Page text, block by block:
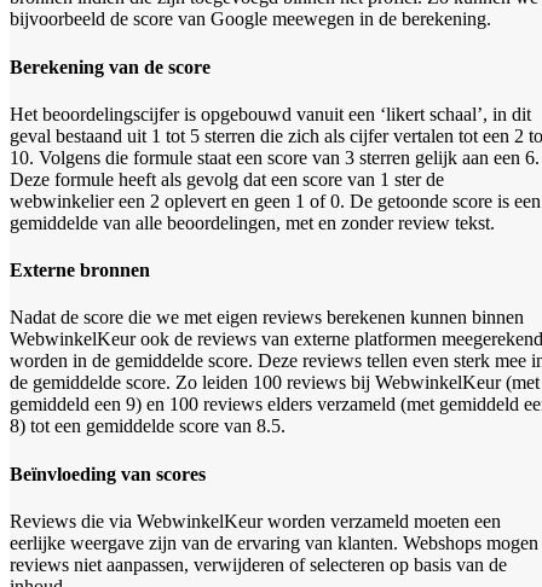
bijvoorbeeld de score van Google meewegen in de berekening.
Berekening van de score
Het beoordelingscijfer is opgebouwd vanuit een ‘likert schaal’, in dit
geval bestaand uit 1 tot 5 sterren die zich als cijfer vertalen tot een 2
10. Volgens die formule staat een score van 3 sterren gelijk aan een 6.
Deze formule heeft als gevolg dat een score van 1 ster de
webwinkelier een 2 oplevert en geen 1 of 0. De getoonde score is een
gemiddelde van alle beoordelingen, met en zonder review tekst.
Externe bronnen
Nadat de score die we met eigen reviews berekenen kunnen binnen
WebwinkelKeur ook de reviews van externe platformen meegerekend
worden in de gemiddelde score. Deze reviews tellen even sterk mee
de gemiddelde score. Zo leiden 100 reviews bij WebwinkelKeur (met
gemiddeld een 9) en 100 reviews elders verzameld (met gemiddeld
8) tot een gemiddelde score van 8.5.
Beïnvloeding van scores
Reviews die via WebwinkelKeur worden verzameld moeten een
eerlijke weergave zijn van de ervaring van klanten. Webshops mogen
reviews niet aanpassen, verwijderen of selecteren op basis van de